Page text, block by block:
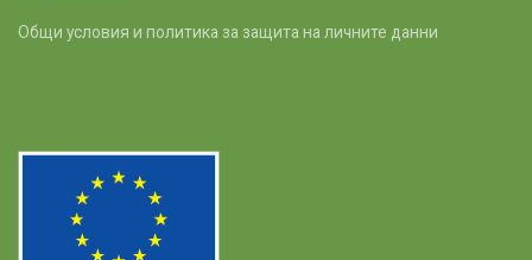
Общи условия и политика за защита на личните данни